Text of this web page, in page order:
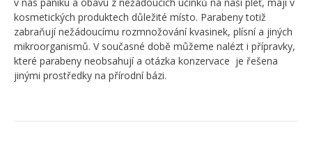
kosmetických produktech důležité místo. Parabeny totiž
zabraňují nežádoucímu rozmnožování kvasinek, plísní a jiných
mikroorganismů. V současné době můžeme nalézt i přípravky,
které parabeny neobsahují a otázka konzervace je řešena
jinými prostředky na přírodní bázi.